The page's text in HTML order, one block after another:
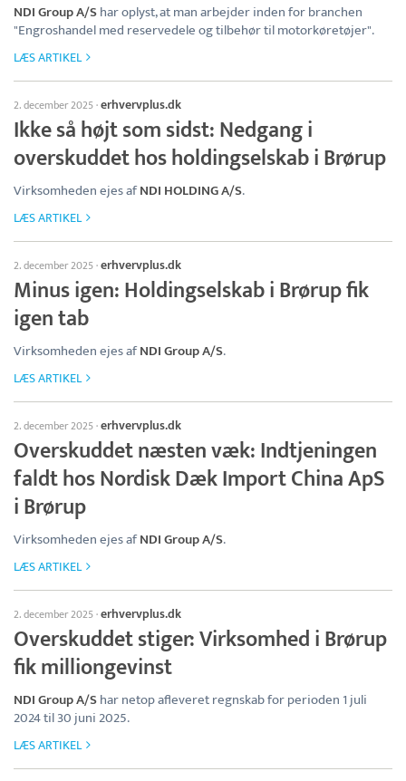
NDI Group A/Shar oplyst, at man arbejder inden for branchen
"Engroshandel med reservedele og tilbehør til motorkøretøjer".
LÆS ARTIKEL
2. december 2025·erhvervplus.dk
Ikke så højt som sidst: Nedgang i
overskuddet hos holdingselskab i Brørup
Virksomheden ejes afNDI HOLDING A/S.
LÆS ARTIKEL
2. december 2025·erhvervplus.dk
Minus igen: Holdingselskab i Brørup fik
igen tab
Virksomheden ejes afNDI Group A/S.
LÆS ARTIKEL
2. december 2025·erhvervplus.dk
Overskuddet næsten væk: Indtjeningen
faldt hos Nordisk Dæk Import China ApS
i Brørup
Virksomheden ejes afNDI Group A/S.
LÆS ARTIKEL
2. december 2025·erhvervplus.dk
Overskuddet stiger: Virksomhed i Brørup
fik milliongevinst
NDI Group A/Shar netop afleveret regnskab for perioden 1 juli
2024 til 30 juni 2025.
LÆS ARTIKEL